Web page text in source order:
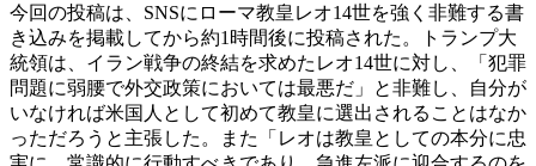
今回の投稿は、SNSにローマ教皇レオ14世を強く非難する書
き込みを掲載してから約1時間後に投稿された。トランプ大
統領は、イラン戦争の終結を求めたレオ14世に対し、「犯罪
問題に弱腰で外交政策においては最悪だ」と非難し、自分が
いなければ米国人として初めて教皇に選出されることはなか
っただろうと主張した。また「レオは教皇としての本分に忠